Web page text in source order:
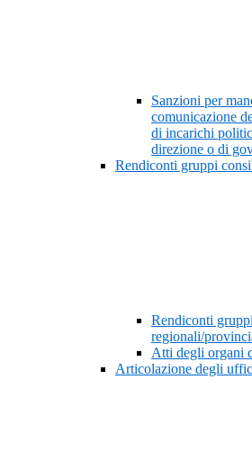
Sanzioni per
comunicazione
di incarichi
direzione o di
Rendiconti gruppi
Rendiconti
regionali/
Atti degli organi
Articolazione degli